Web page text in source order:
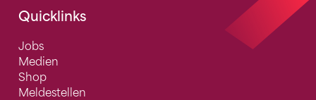
Quicklinks
Jobs
Medien
Shop
Meldestellen